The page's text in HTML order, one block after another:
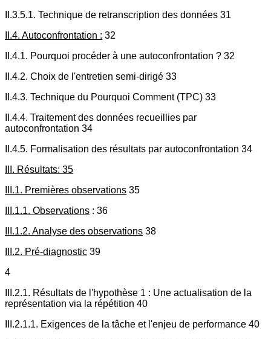
II.3.5.1. Technique de retranscription des données 31
II.4. Autoconfrontation : 32
II.4.1. Pourquoi procéder à une autoconfrontation ? 32
II.4.2. Choix de l'entretien semi-dirigé 33
II.4.3. Technique du Pourquoi Comment (TPC) 33
II.4.4. Traitement des données recueillies par
autoconfrontation 34
II.4.5. Formalisation des résultats par autoconfrontation 34
III. Résultats: 35
III.1. Premières observations 35
III.1.1. Observations : 36
III.1.2. Analyse des observations 38
III.2. Pré-diagnostic 39
4
III.2.1. Résultats de l'hypothèse 1 : Une actualisation de la
représentation via la répétition 40
III.2.1.1. Exigences de la tâche et l'enjeu de performance 40